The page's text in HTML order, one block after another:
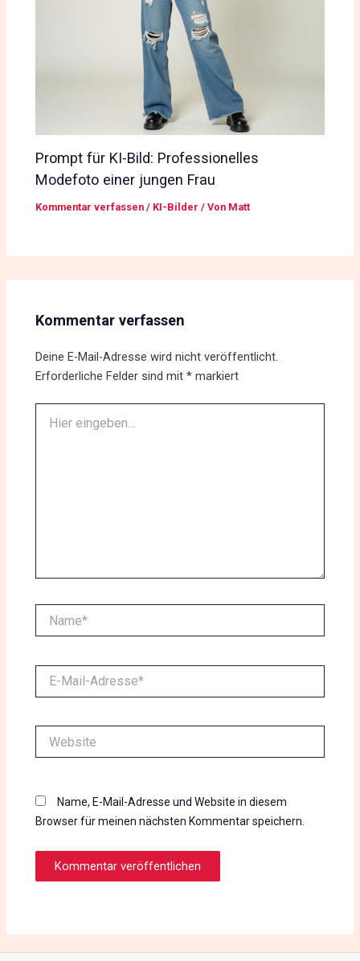
Prompt für KI-Bild: Professionelles
Modefoto einer jungen Frau
Kommentar verfassen / KI-Bilder / Von Matt
Kommentar verfassen
Deine E-Mail-Adresse wird nicht veröffentlicht.
Erforderliche Felder sind mit* markiert
eingeben…
Mail-
Name, E-Mail-Adresse und Website in diesem
Browser für meinen nächsten Kommentar speichern.